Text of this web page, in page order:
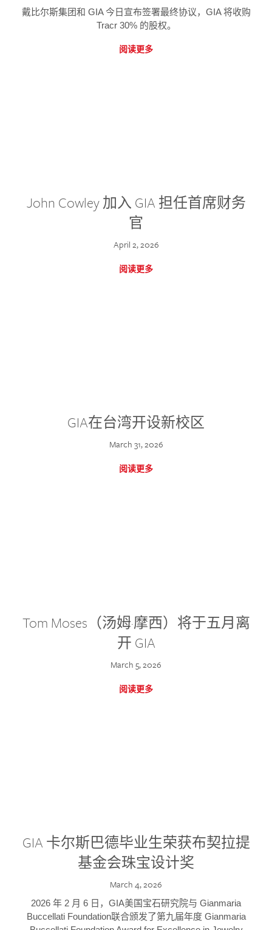
戴比尔斯集团和 GIA 今日宣布签署最终协议，GIA 将收购
Tracr 30% 的股权。
阅读更多
John Cowley 加入 GIA 担任首席财务
官
April 2, 2026
阅读更多
GIA在台湾开设新校区
March 31, 2026
阅读更多
Tom Moses（汤姆·摩西）将于五月离
开 GIA
March 5, 2026
阅读更多
GIA 卡尔斯巴德毕业生荣获布契拉提
基金会珠宝设计奖
March 4, 2026
2026 年 2 月 6 日，GIA美国宝石研究院与 Gianmaria
Buccellati Foundation联合颁发了第九届年度 Gianmaria